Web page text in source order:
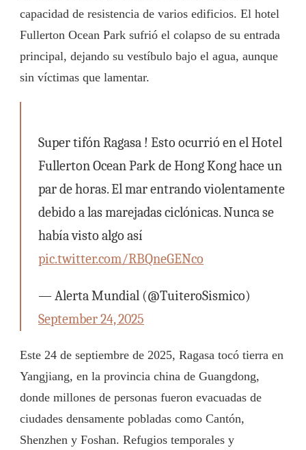
capacidad de resistencia de varios edificios. El hotel
Fullerton Ocean Park sufrió el colapso de su entrada
principal, dejando su vestíbulo bajo el agua, aunque
sin víctimas que lamentar.
Super tifón Ragasa ! Esto ocurrió en el Hotel
Fullerton Ocean Park de Hong Kong hace un
par de horas. El mar entrando violentamente
debido a las marejadas ciclónicas. Nunca se
había visto algo así
pic.twitter.com/RBQneGENco
— Alerta Mundial (@TuiteroSismico)
September 24, 2025
Este 24 de septiembre de 2025, Ragasa tocó tierra en
Yangjiang, en la provincia china de Guangdong,
donde millones de personas fueron evacuadas de
ciudades densamente pobladas como Cantón,
Shenzhen y Foshan. Refugios temporales y